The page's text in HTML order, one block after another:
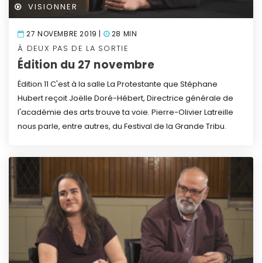
VISIONNER
27 NOVEMBRE 2019 | 28 MIN
À DEUX PAS DE LA SORTIE
Édition du 27 novembre
Édition 11 C'est à la salle La Protestante que Stéphane
Hubert reçoit Joëlle Doré-Hébert, Directrice générale de
l'académie des arts trouve ta voie. Pierre-Olivier Latreille
nous parle, entre autres, du Festival de la Grande Tribu.